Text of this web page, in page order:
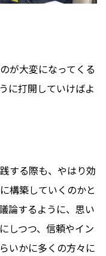
が大変になってくる
に打開していけばよ
する際も、やはり効
構築していくのかと
論するように、思い
しつつ、信頼やイン
いかに多くの方々に